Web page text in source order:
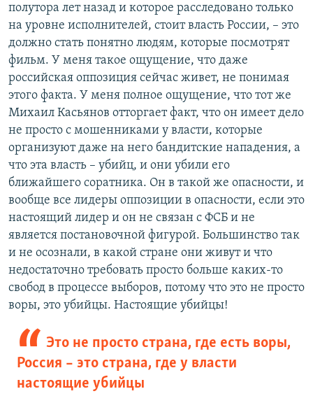
полутора лет назад и которое расследовано только
на уровне исполнителей, стоит власть России, – это
должно стать понятно людям, которые посмотрят
фильм. У меня такое ощущение, что даже
российская оппозиция сейчас живет, не понимая
этого факта. У меня полное ощущение, что тот же
Михаил Касьянов отторгает факт, что он имеет дело
не просто с мошенниками у власти, которые
организуют даже на него бандитские нападения, а
что эта власть – убийц, и они убили его
ближайшего соратника. Он в такой же опасности, и
вообще все лидеры оппозиции в опасности, если это
настоящий лидер и он не связан с ФСБ и не
является постановочной фигурой. Большинство так
и не осознали, в какой стране они живут и что
недостаточно требовать просто больше каких-то
свобод в процессе выборов, потому что это не просто
воры, это убийцы. Настоящие убийцы!
Это не просто страна, где есть воры,
Россия – это страна, где у власти
настоящие убийцы